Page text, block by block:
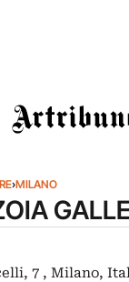
Artribune
›MILANO
7 , Milano,